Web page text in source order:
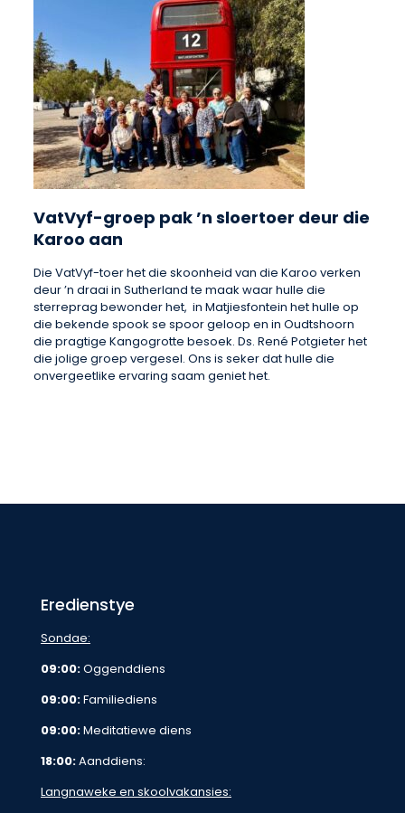
VatVyf-groep pak ’n sloertoer deur die
Karoo aan
Die VatVyf-toer het die skoonheid van die Karoo verken
deur ’n draai in Sutherland te maak waar hulle die
sterreprag bewonder het, in Matjiesfontein het hulle op
die bekende spook se spoor geloop en in Oudtshoorn
die pragtige Kangogrotte besoek. Ds. René Potgieter het
die jolige groep vergesel. Ons is seker dat hulle die
onvergeetlike ervaring saam geniet het.
Eredienstye
Sondae:
09:00:Oggenddiens
09:00:Familiediens
09:00:Meditatiewe diens
18:00:Aanddiens:
Langnaweke en skoolvakansies: